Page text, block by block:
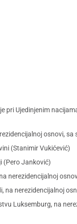
pri Ujedinjenim
osnovi,
(Stanimir Vukićević)
(Pero Janković)
nerezidencijalnoj
nerezidencijalnoj
Luksemburg, na